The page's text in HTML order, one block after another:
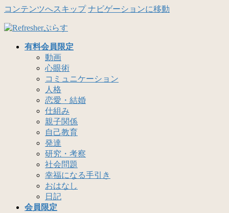
コンテンツへスキップ ナビゲーションに移動
有料会員限定
動画
心眼術
コミュニケーション
人格
恋愛・結婚
仕組み
親子関係
自己教育
発達
研究・考察
社会問題
幸福になる手引き
おはなし
日記
会員限定